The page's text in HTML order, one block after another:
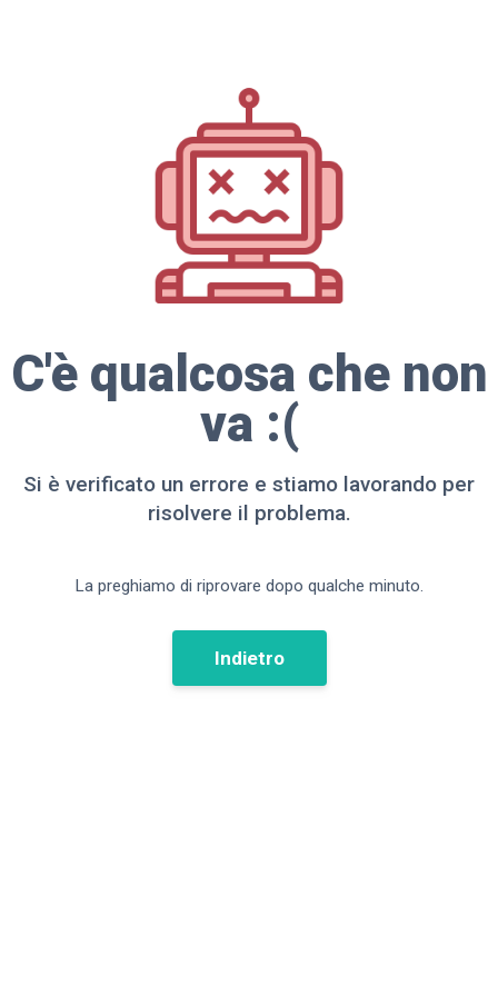
C'è qualcosa che non
va :(
Si è verificato un errore e stiamo lavorando per
risolvere il problema.
La preghiamo di riprovare dopo qualche minuto.
Indietro